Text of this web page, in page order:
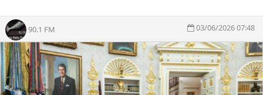
90.1 FM 03/06/2026 07:48